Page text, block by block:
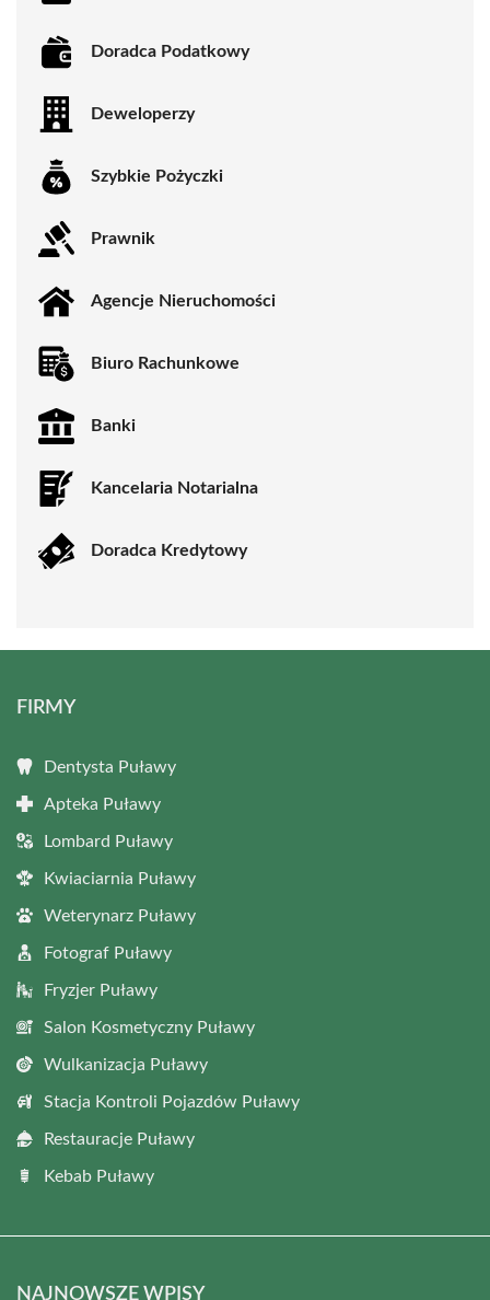
Doradca Podatkowy
Deweloperzy
Szybkie Pożyczki
Prawnik
Agencje Nieruchomości
Biuro Rachunkowe
Banki
Kancelaria Notarialna
Doradca Kredytowy
FIRMY
Dentysta Puławy
Apteka Puławy
Lombard Puławy
Kwiaciarnia Puławy
Weterynarz Puławy
Fotograf Puławy
Fryzjer Puławy
Salon Kosmetyczny Puławy
Wulkanizacja Puławy
Stacja Kontroli Pojazdów Puławy
Restauracje Puławy
Kebab Puławy
NAJNOWSZE WPISY